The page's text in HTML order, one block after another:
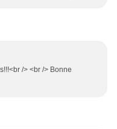
/> <br /> Bonne